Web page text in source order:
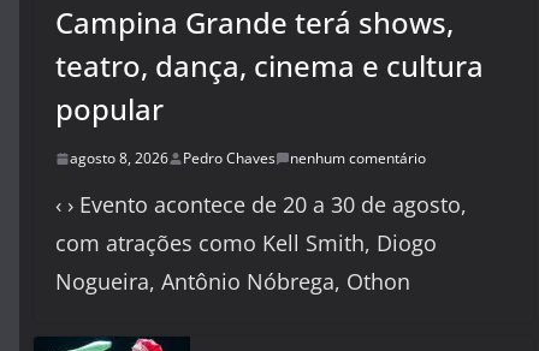
Campina Grande terá shows,
teatro, dança, cinema e cultura
popular
agosto 8, 2026 Pedro Chaves nenhum comentário
‹ › Evento acontece de 20 a 30 de agosto,
com atrações como Kell Smith, Diogo
Nogueira, Antônio Nóbrega, Othon